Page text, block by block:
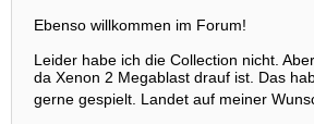
Ebenso willkommen im Forum!
Leider habe ich die Collection nicht.
da Xenon 2 Megablast drauf ist. Das
gerne gespielt. Landet auf meiner